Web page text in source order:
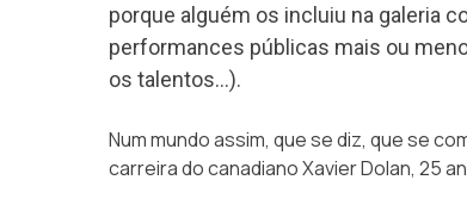
porque alguém os incluiu na galeria
performances públicas mais ou
os talentos…).
Num mundo assim, que se diz, que se
carreira do canadianoXavier Dolan, 25